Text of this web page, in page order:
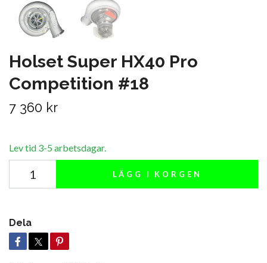
Holset Super HX40 Pro
Competition #18
7 360 kr
Lev tid 3-5 arbetsdagar.
LÄGG I KORGEN
Dela